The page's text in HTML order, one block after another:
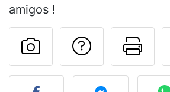
amigos !
Falar
Fez esta